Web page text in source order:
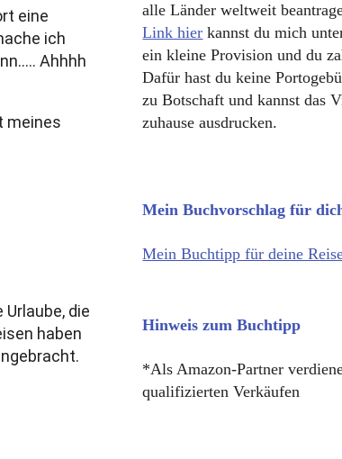
eine
ich
Ahhhh
meines
die
haben
alle Länder weltweit
Link hier kannst du mich
ein kleine Provision und du
Dafür hast du keine
zu Botschaft und kannst das
zuhause ausdrucken.
Mein Buchvorschlag für
Mein Buchtipp für deine
Hinweis zum Buchtipp
*Als Amazon-Partner
qualifizierten Verkäufen